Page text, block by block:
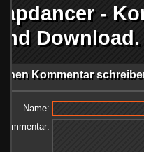
-
Download.
Kommentar
Name:
Kommentar: